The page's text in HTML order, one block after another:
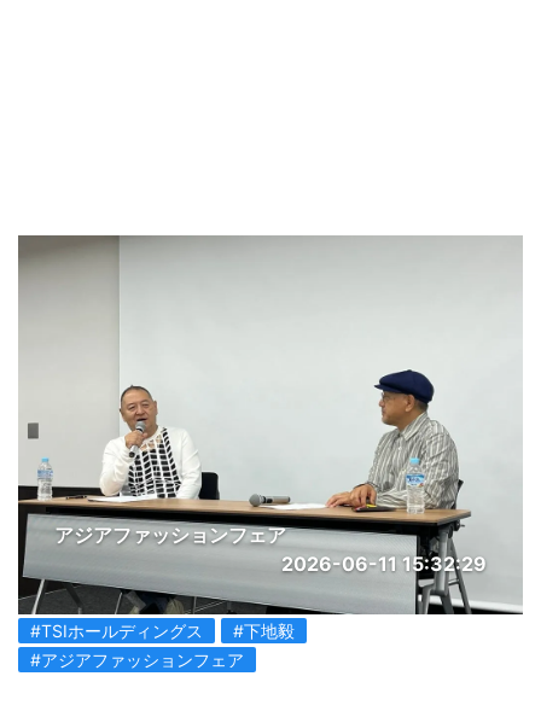
アジアファッションフェア
2026-06-11 15:32:29
#TSIホールディングス
#下地毅
#アジアファッションフェア